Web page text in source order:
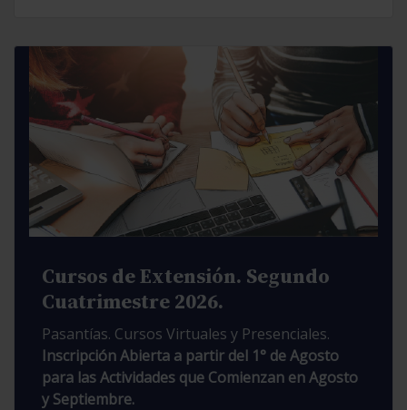
Cursos de Extensión. Segundo
Cuatrimestre 2026.
Pasantías. Cursos Virtuales y Presenciales.
Inscripción Abierta a partir del 1° de Agosto
para las Actividades que Comienzan en Agosto
y Septiembre.